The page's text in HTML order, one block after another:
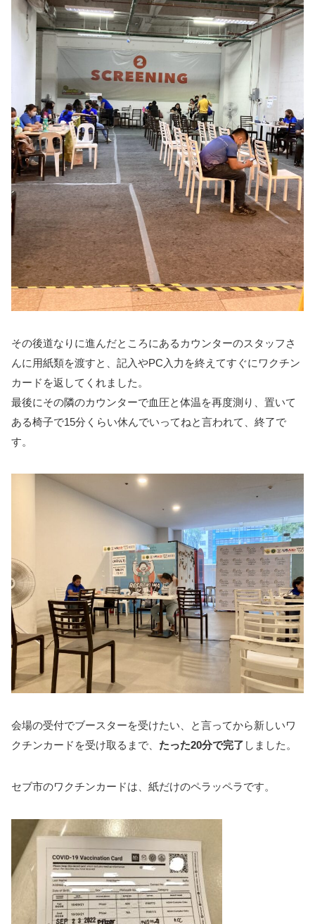
その後道なりに進んだところにあるカウンターのスタッフさ
んに用紙類を渡すと、記入やPC入力を終えてすぐにワクチン
カードを返してくれました。
最後にその隣のカウンターで血圧と体温を再度測り、置いて
ある椅子で15分くらい休んでいってねと言われて、終了で
す。
会場の受付でブースターを受けたい、と言ってから新しいワ
クチンカードを受け取るまで、 たった20分で完了 しました。
セブ市のワクチンカードは、紙だけのペラッペラです。